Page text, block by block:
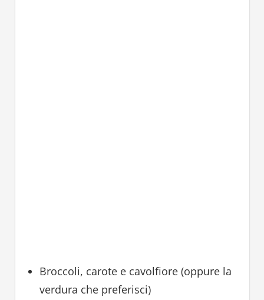
Broccoli, carote e cavolfiore (oppure la
verdura che preferisci)